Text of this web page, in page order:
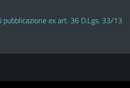
pubblicazione ex art. 36 D.Lgs. 33/13